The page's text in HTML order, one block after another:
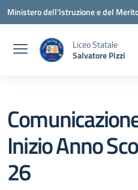
Vai ai contenuti
Vai al menu di navigazione
Vai al footer
Ministero dell'Istruzione e del
Liceo Statale
Salvatore Pizzi
Inizio Anno
26